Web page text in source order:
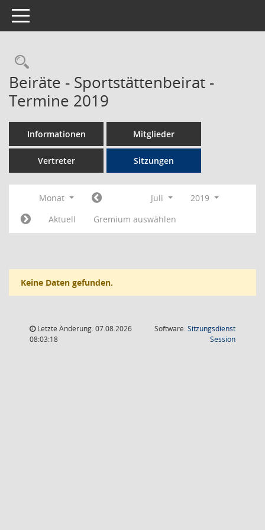
Toggle navigation
Rechercheauswahl
Beiräte - Sportstättenbeirat -
Termine 2019
Informationen Mitglieder
Vertreter Sitzungen
Monat Juli
2019
Aktuell
Gremium auswählen
Keine Daten gefunden.
Letzte Änderung: 07.08.2026
08:03:18
Software:Sitzungsdienst
Session(Wird in